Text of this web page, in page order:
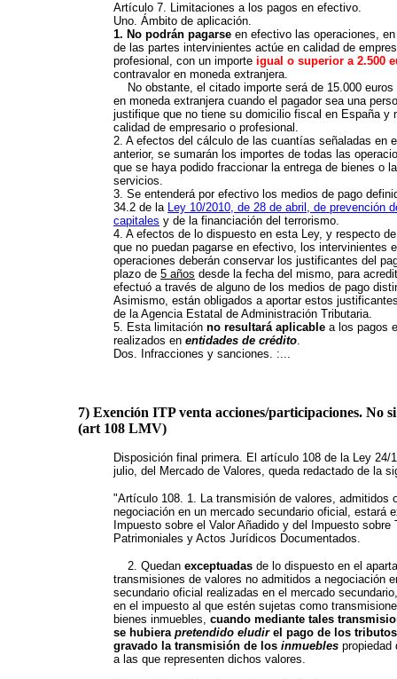
Artículo 7. Limitaciones a los pagos en efectivo.
Uno. Ámbito de aplicación.
1. No podrán pagarse en efectivo las operaciones,
de las partes intervinientes actúe en calidad de
profesional, con un importe igual o superior a 2.500
contravalor en moneda extranjera.
No obstante, el citado importe será de 15.000 euros
en moneda extranjera cuando el pagador sea una
justifique que no tiene su domicilio fiscal en España y
calidad de empresario o profesional.
2. A efectos del cálculo de las cuantías señaladas en
anterior, se sumarán los importes de todas las
que se haya podido fraccionar la entrega de bienes o
servicios.
3. Se entenderá por efectivo los medios de pago
34.2 de la Ley 10/2010, de 28 de abril, de prevención
capitales y de la financiación del terrorismo.
4. A efectos de lo dispuesto en esta Ley, y respecto
que no puedan pagarse en efectivo, los intervinientes
operaciones deberán conservar los justificantes del
plazo de 5 años desde la fecha del mismo, para
efectuó a través de alguno de los medios de pago
Asimismo, están obligados a aportar estos
de la Agencia Estatal de Administración Tributaria.
5. Esta limitación no resultará aplicable a los pagos
realizados en entidades de crédito.
Dos. Infracciones y sanciones. :...
7) Exención ITP venta acciones/participaciones. No
(art 108 LMV)
Disposición final primera. El artículo 108 de la Ley 24/
julio, del Mercado de Valores, queda redactado de la
"Artículo 108. 1. La transmisión de valores, admitidos
negociación en un mercado secundario oficial, estará
Impuesto sobre el Valor Añadido y del Impuesto sobre
Patrimoniales y Actos Jurídicos Documentados.
2. Quedan exceptuadas de lo dispuesto en el
transmisiones de valores no admitidos a negociación
secundario oficial realizadas en el mercado
en el impuesto al que estén sujetas como
bienes inmuebles, cuando mediante tales
se hubiera pretendido eludirel pago de los
gravado la transmisión de los inmuebles propiedad
a las que representen dichos valores.